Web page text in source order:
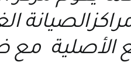
الأصلية مع